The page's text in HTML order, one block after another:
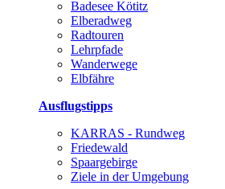
Badesee Kötitz
Elberadweg
Radtouren
Lehrpfade
Wanderwege
Elbfähre
Ausflugstipps
KARRAS - Rundweg
Friedewald
Spaargebirge
Ziele in der Umgebung